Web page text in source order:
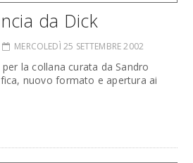
da Dick
MERCOLEDÌ 25 SETTEMBRE 2002
la collana curata da Sandro
nuovo formato e apertura ai